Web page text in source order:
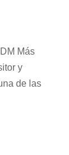
Más
y
de las